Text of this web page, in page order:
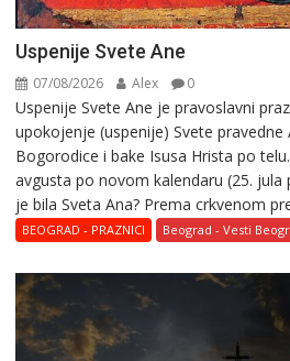
Uspenije Svete Ane
07/08/2026 Alex 0
Uspenije Svete Ane je pravoslavni
upokojenje (uspenije) Svete pravedne
Bogorodice i bake Isusa Hrista po
avgusta po novom kalendaru (25.
je bila Sveta Ana? Prema crkvenom
BEOGRAD - PRAZNICI Beograd - Vesti